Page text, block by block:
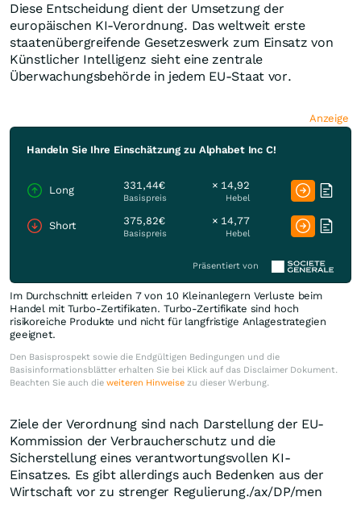
Diese Entscheidung dient der Umsetzung der
europäischen KI-Verordnung. Das weltweit erste
staatenübergreifende Gesetzeswerk zum Einsatz von
Künstlicher Intelligenz sieht eine zentrale
Überwachungsbehörde in jedem EU-Staat vor.
Anzeige
Handeln Sie Ihre Einschätzung zu Alphabet Inc C!
Long 331,44€
Basispreis
× 14,92
Hebel
Short 375,82€
Basispreis
× 14,77
Hebel
Präsentiert von
Im Durchschnitt erleiden 7 von 10 Kleinanlegern Verluste beim
Handel mit Turbo-Zertifikaten. Turbo-Zertifikate sind hoch
risikoreiche Produkte und nicht für langfristige Anlagestrategien
geeignet.
Den Basisprospekt sowie die Endgültigen Bedingungen und die
Basisinformationsblätter erhalten Sie bei Klick auf das Disclaimer Dokument.
Beachten Sie auch die weiteren Hinweise zu dieser Werbung.
Ziele der Verordnung sind nach Darstellung der EU-
Kommission der Verbraucherschutz und die
Sicherstellung eines verantwortungsvollen KI-
Einsatzes. Es gibt allerdings auch Bedenken aus der
Wirtschaft vor zu strenger Regulierung./ax/DP/men